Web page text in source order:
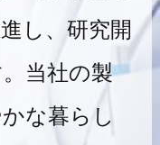
し、研究開
当社の製
な暮らし